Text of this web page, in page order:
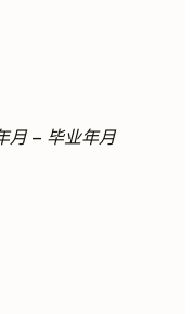
月 – 毕业年月